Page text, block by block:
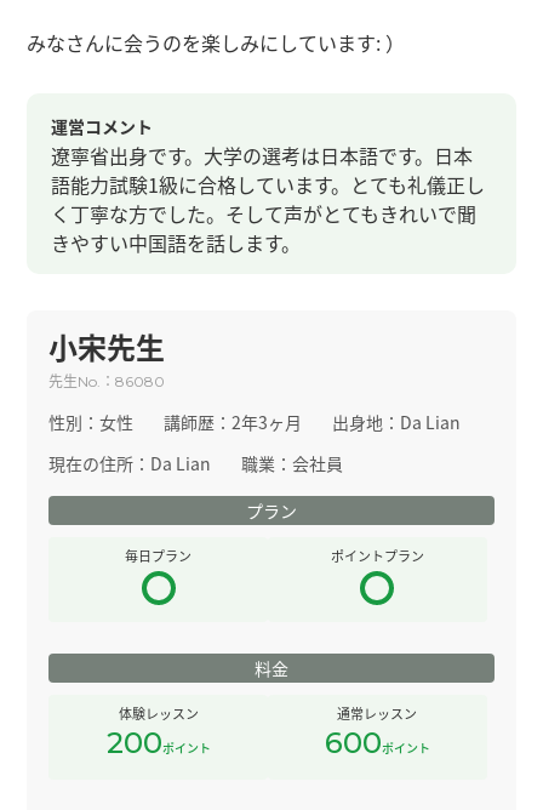
みなさんに会うのを楽しみにしています: ）
運営コメント
遼寧省出身です。大学の選考は日本語です。日本
語能力試験1級に合格しています。とても礼儀正し
く丁寧な方でした。そして声がとてもきれいで聞
きやすい中国語を話します。
小宋先生
先生No. ：86080
性別：女性 講師歴：2年3ヶ月 出身地： Da Lian
現在の住所： Da Lian 職業：会社員
プラン
毎日プラン ポイントプラン
料金
体験レッスン
200ポイント
通常レッスン
600ポイント